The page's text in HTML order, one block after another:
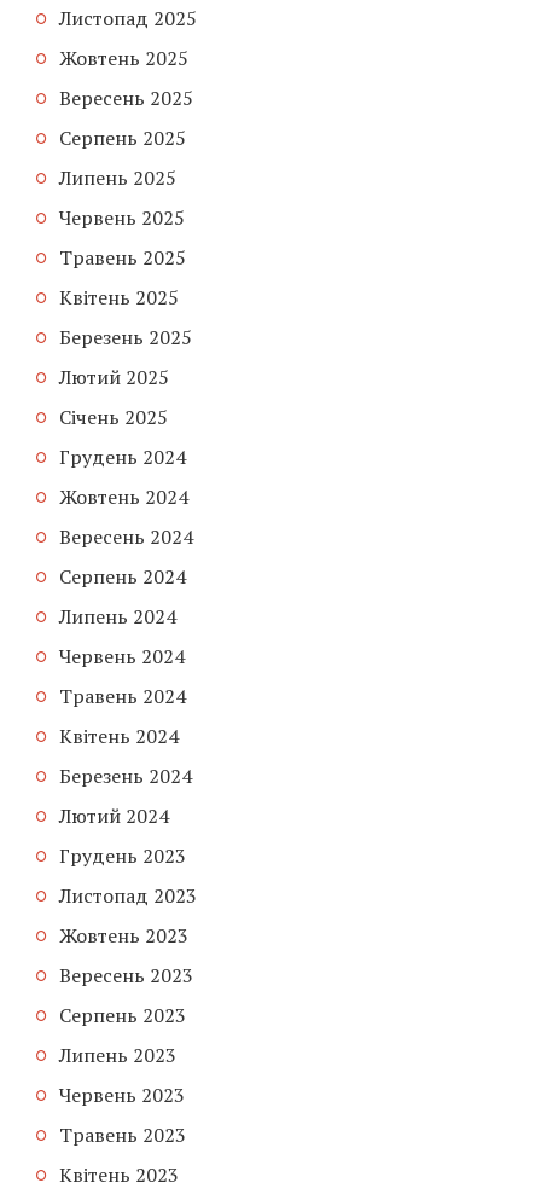
Листопад 2025
Жовтень 2025
Вересень 2025
Серпень 2025
Липень 2025
Червень 2025
Травень 2025
Квітень 2025
Березень 2025
Лютий 2025
Січень 2025
Грудень 2024
Жовтень 2024
Вересень 2024
Серпень 2024
Липень 2024
Червень 2024
Травень 2024
Квітень 2024
Березень 2024
Лютий 2024
Грудень 2023
Листопад 2023
Жовтень 2023
Вересень 2023
Серпень 2023
Липень 2023
Червень 2023
Травень 2023
Квітень 2023